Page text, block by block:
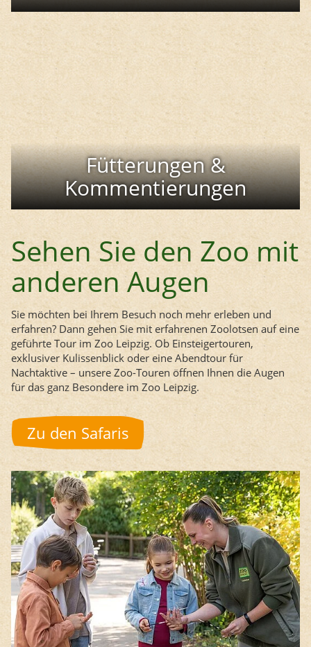
Fütterungen &
Kommentierungen
Sehen Sie den Zoo mit
anderen Augen
Sie möchten bei Ihrem Besuch noch mehr erleben und
erfahren? Dann gehen Sie mit erfahrenen Zoolotsen auf eine
geführte Tour im Zoo Leipzig. Ob Einsteigertouren,
exklusiver Kulissenblick oder eine Abendtour für
Nachtaktive – unsere Zoo-Touren öffnen Ihnen die Augen
für das ganz Besondere im Zoo Leipzig.
Zu den Safaris